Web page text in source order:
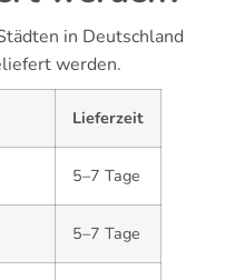
in Deutschland
werden.
Lieferzeit
5–7 Tage
5–7 Tage